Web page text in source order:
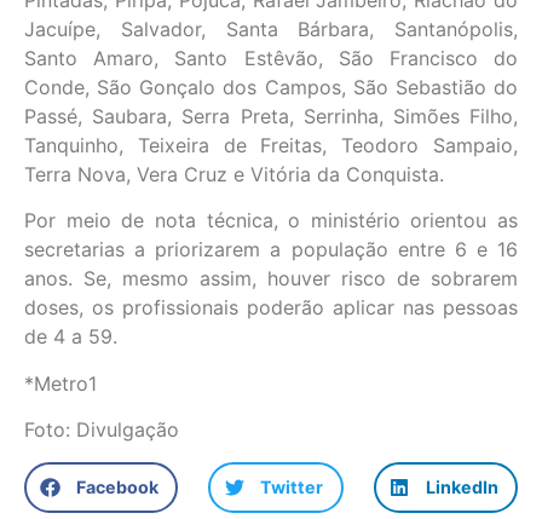
Jacuípe, Salvador, Santa Bárbara, Santanópolis,
Santo Amaro, Santo Estêvão, São Francisco do
Conde, São Gonçalo dos Campos, São Sebastião do
Passé, Saubara, Serra Preta, Serrinha, Simões Filho,
Tanquinho, Teixeira de Freitas, Teodoro Sampaio,
Terra Nova, Vera Cruz e Vitória da Conquista.
Por meio de nota técnica, o ministério orientou as
secretarias a priorizarem a população entre 6 e 16
anos. Se, mesmo assim, houver risco de sobrarem
doses, os profissionais poderão aplicar nas pessoas
de 4 a 59.
*Metro1
Foto: Divulgação
Facebook Twitter LinkedIn